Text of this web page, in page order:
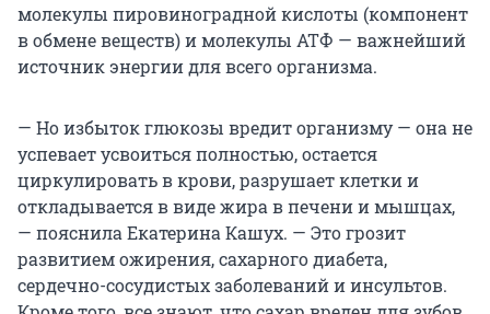
молекулы пировиноградной кислоты (компонент
в обмене веществ) и молекулы АТФ — важнейший
источник энергии для всего организма.
— Но избыток глюкозы вредит организму — она не
успевает усвоиться полностью, остается
циркулировать в крови, разрушает клетки и
откладывается в виде жира в печени и мышцах,
— пояснила Екатерина Кашух. — Это грозит
развитием ожирения, сахарного диабета,
сердечно-сосудистых заболеваний и инсультов.